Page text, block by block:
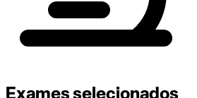
Exames selecionados